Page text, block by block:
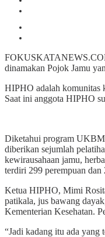
dinamakan Pojok Jamu
HIPHO adalah komunitas
Saat ini anggota HIPHO
Diketahui program UKBM
diberikan sejumlah
kewirausahaan jamu,
terdiri 299 perempuan
Ketua HIPHO, Mimi
patikala, jus bawang
Kementerian Kesehatan.
“Jadi kadang itu ada yang